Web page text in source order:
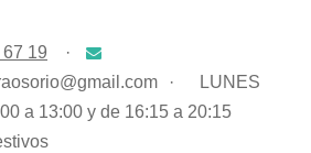
19
·
·
LUNES
a 13:00 y de 16:15 a 20:15